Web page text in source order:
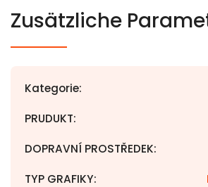
Zusätzliche
Kategorie:
PRUDUKT:
DOPRAVNÍ PROSTŘEDEK:
TYP GRAFIKY: